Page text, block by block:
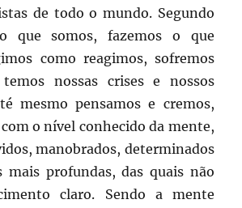
de todo o mundo. Segundo
que somos, fazemos o que
como reagimos, sofremos
nossas crises e nossos
mesmo pensamos e cremos,
o nível conhecido da mente,
manobrados, determinados
mais profundas, das quais não
claro. Sendo a mente